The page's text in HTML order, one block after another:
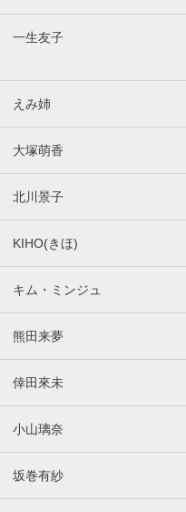
一生友子
えみ姉
大塚萌香
北川景子
KIHO(きほ)
キム・ミンジュ
熊田来夢
倖田來未
小山璃奈
坂巻有紗